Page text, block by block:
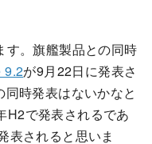
す。旗艦製品との同時
9.2が9月22日に発表さ
時発表はないかなと
H2で発表されるであ
表されると思いま